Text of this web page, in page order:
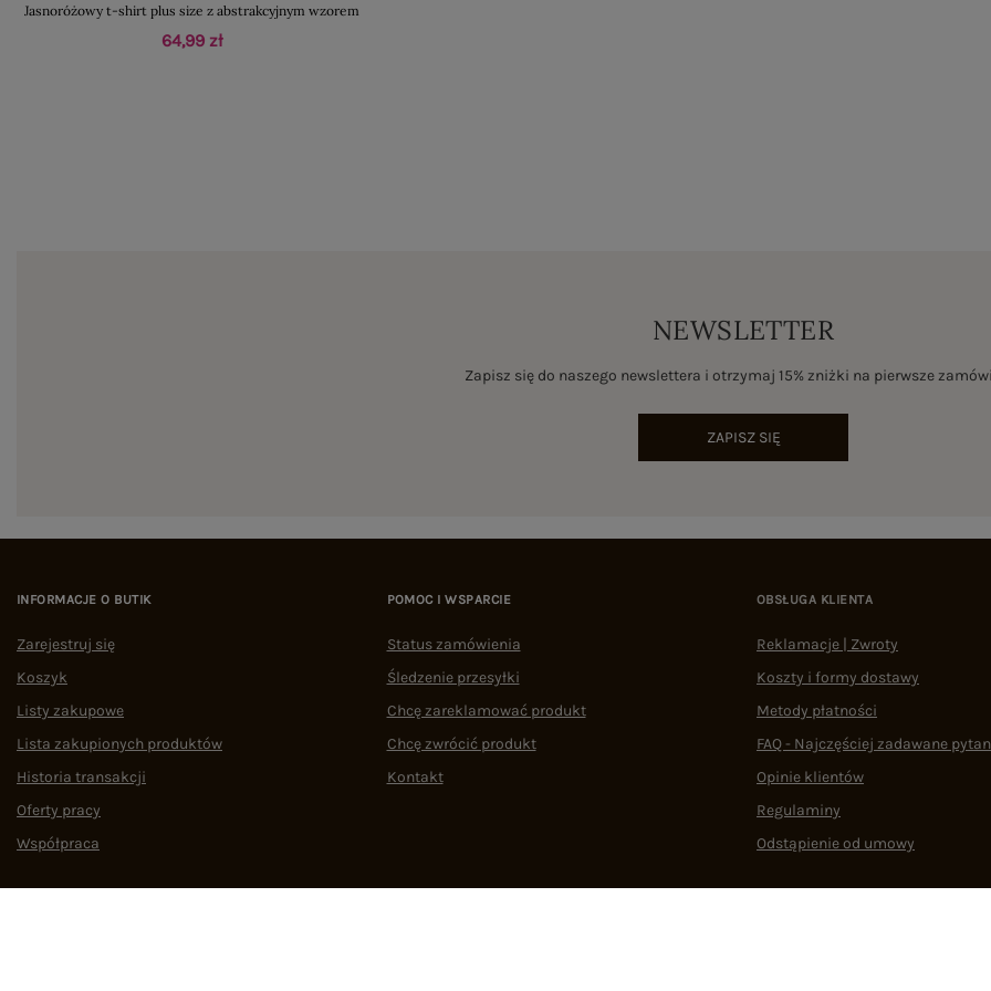
Jasnoróżowy t-shirt plus size z abstrakcyjnym wzorem
64,99 zł
NEWSLETTER
Zapisz się do naszego newslettera i otrzymaj 15% zniżki na pierwsze
ZAPISZ SIĘ
INFORMACJE O BUTIK
Zarejestruj się
Koszyk
Listy zakupowe
Lista zakupionych produktów
Historia transakcji
Oferty pracy
Współpraca
POMOC I WSPARCIE
Status zamówienia
Śledzenie przesyłki
Chcę zareklamować produkt
Chcę zwrócić produkt
Kontakt
OBSŁUGA KLIENTA
Reklamacje | Zwroty
Koszty i formy dostawy
Metody płatności
FAQ - Najczęściej zadawane
Opinie klientów
Regulaminy
Odstąpienie od umowy